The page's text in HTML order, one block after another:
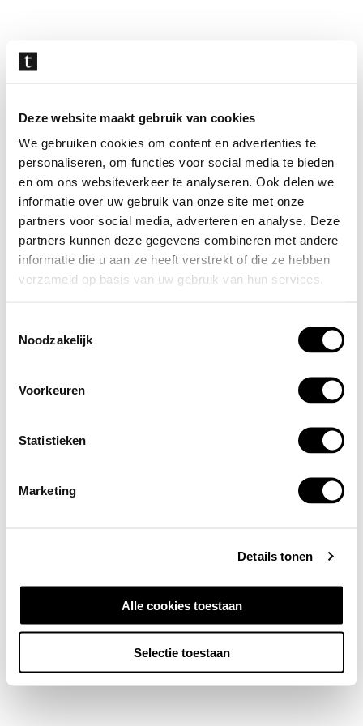
Deze website maakt gebruik van cookies
We gebruiken cookies om content en advertenties te
personaliseren, om functies voor social media te bieden
en om ons websiteverkeer te analyseren. Ook delen we
informatie over uw gebruik van onze site met onze
partners voor social media, adverteren en analyse. Deze
partners kunnen deze gegevens combineren met andere
informatie die u aan ze heeft verstrekt of die ze hebben
verzameld op basis van uw gebruik van hun services.
Noodzakelijk
Voorkeuren
Statistieken
Marketing
Details tonen
Alle cookies toestaan
Selectie toestaan
overslaan